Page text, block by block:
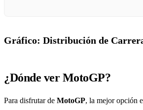
Gráfico: Distribución de
¿Dónde ver MotoGP?
Para disfrutar de MotoGP, la mejor opción